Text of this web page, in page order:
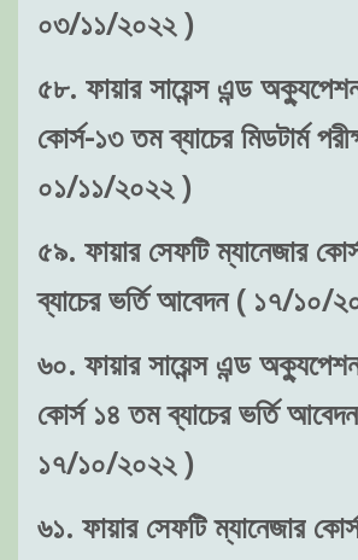
০৩/১১/২০২২ )
৫৮. ফায়ার সায়েন্স এন্ড
কোর্স-১৩ তম ব্যাচের মিডটার্ম
০১/১১/২০২২ )
৫৯. ফায়ার সেফটি ম্যানেজার
ব্যাচের ভর্তি আবেদন ( ১৭/১০/
৬০. ফায়ার সায়েন্স এন্ড
কোর্স ১৪ তম ব্যাচের ভর্তি
১৭/১০/২০২২ )
৬১. ফায়ার সেফটি ম্যানেজার